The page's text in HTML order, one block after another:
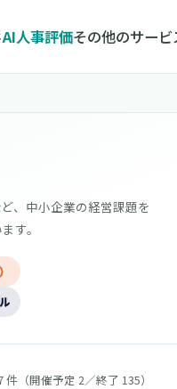
AI人事評価その他のサービ
、中小企業の経営課題を
す。
件（開催予定 2／終了 135）